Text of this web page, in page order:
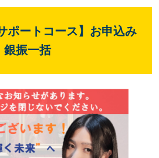
ポートコース】お申込み
銀振一括